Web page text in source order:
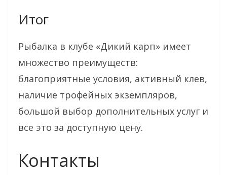
Итог
Рыбалка в клубе «Дикий карп» имеет
множество преимуществ:
благоприятные условия, активный клев,
наличие трофейных экземпляров,
большой выбор дополнительных услуг и
все это за доступную цену.
Контакты